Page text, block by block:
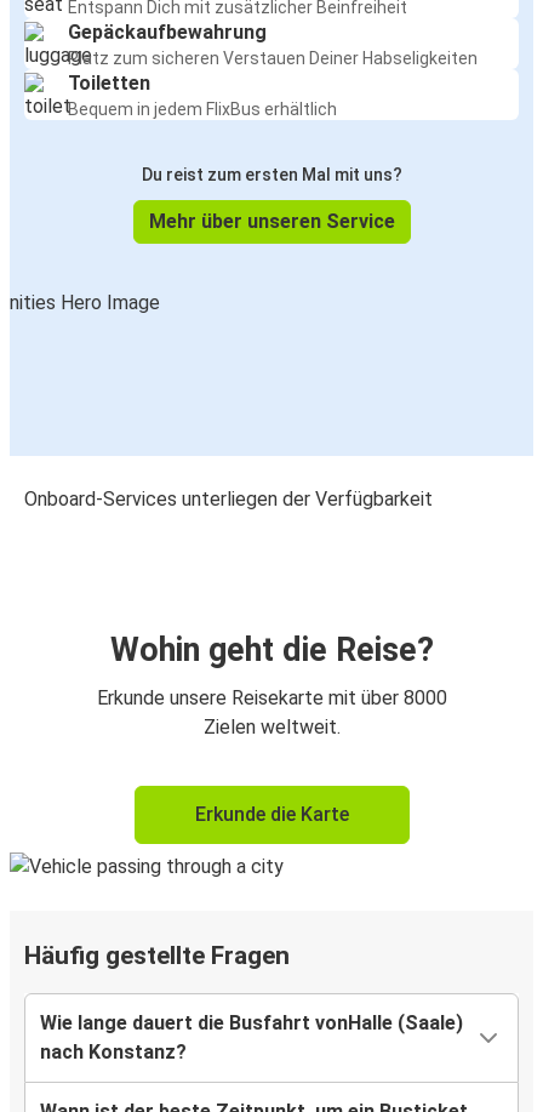
Entspann Dich mit zusätzlicher Beinfreiheit
Gepäckaufbewahrung
Platz zum sicheren Verstauen Deiner Habseligkeiten
Toiletten
Bequem in jedem FlixBus erhältlich
Du reist zum ersten Mal mit uns?
Mehr über unseren Service
Onboard-Services unterliegen der Verfügbarkeit
Wohin geht die Reise?
Erkunde unsere Reisekarte mit über 8000
Zielen weltweit.
Erkunde die Karte
Häufig gestellte Fragen
Wie lange dauert die Busfahrt vonHalle (Saale)
nach Konstanz?